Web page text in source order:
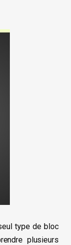
type de bloc
plusieurs